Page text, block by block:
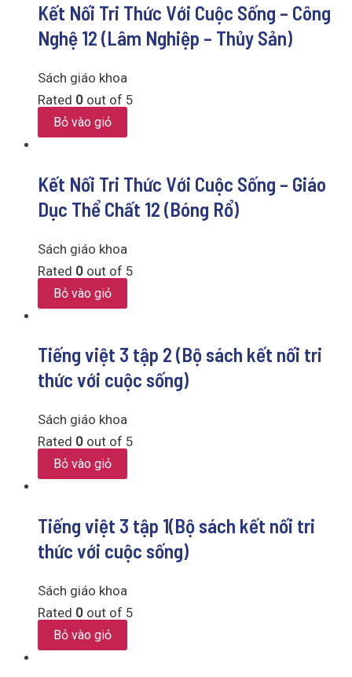
Kết Nối Tri Thức Với Cuộc Sống – Công
Nghệ 12 (Lâm Nghiệp – Thủy Sản)
Sách giáo khoa
Rated 0 out of 5
Bỏ vào giỏ
Kết Nối Tri Thức Với Cuộc Sống – Giáo
Dục Thể Chất 12 (Bóng Rổ)
Sách giáo khoa
Rated 0 out of 5
Bỏ vào giỏ
Tiếng việt 3 tập 2 (Bộ sách kết nối tri
thức với cuộc sống)
Sách giáo khoa
Rated 0 out of 5
Bỏ vào giỏ
Tiếng việt 3 tập 1(Bộ sách kết nối tri
thức với cuộc sống)
Sách giáo khoa
Rated 0 out of 5
Bỏ vào giỏ